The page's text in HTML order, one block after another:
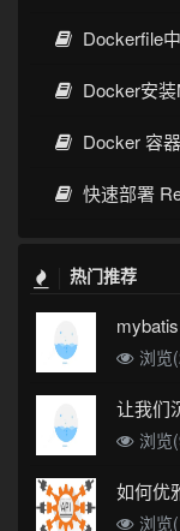
Dockerfile中
Docker安
Docker 容
快速部署
热门推荐
浏览
让我们
浏览
如何优
浏览